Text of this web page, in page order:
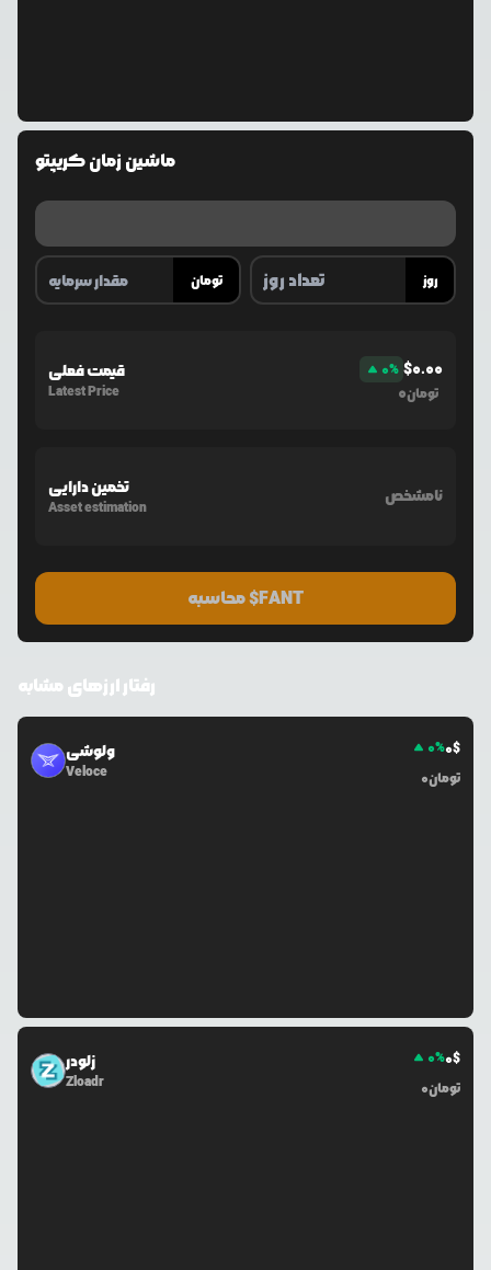
ماشین زمان کریپتو
تومان روز
قیمت فعلی
Latest Price
0% $0.00
0تومان
تخمین دارایی
Asset estimation
نامشخص
محاسبه $FANT
رفتار ارزهای مشابه
ولوشی
Veloce
0%0$
0تومان
زلودر
Zloadr
0%0$
0تومان